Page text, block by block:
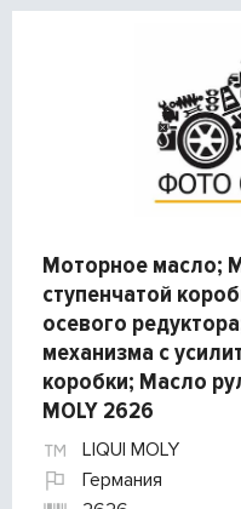
Моторное масло;
ступенчатой
осевого
механизма с
коробки; Масло
MOLY 2626
LIQUI MOLY
Германия